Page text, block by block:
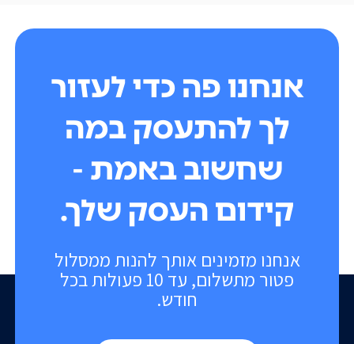
אנחנו מזמינים אותך להנות ממסלול
פטור מתשלום, עד 10 פעולות בכל
חודש.
אנחנו פה כדי לעזור
לך להתעסק במה
שחשוב באמת -
קידום העסק שלך.